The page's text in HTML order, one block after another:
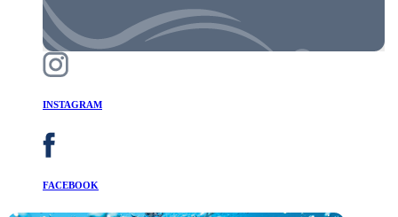
INSTAGRAM
FACEBOOK